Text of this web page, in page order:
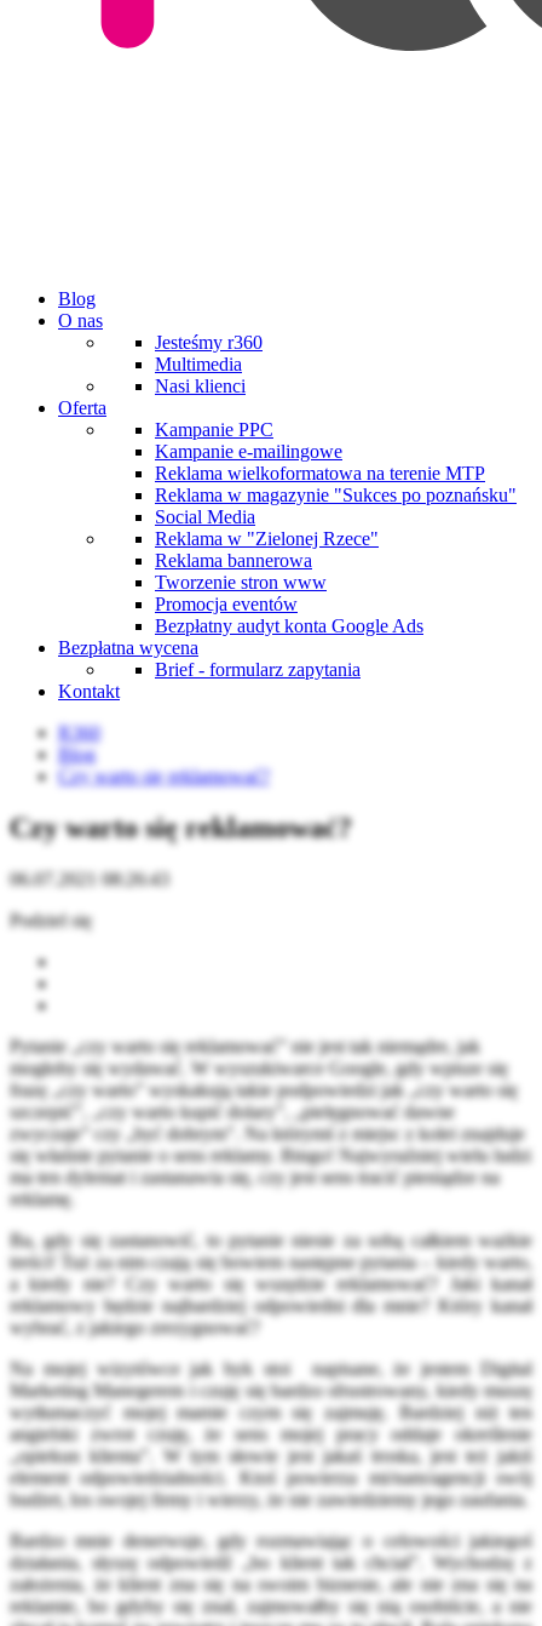
Blog
O nas
Jesteśmy r360
Multimedia
Nasi klienci
Oferta
Kampanie PPC
Kampanie e-mailingowe
Reklama wielkoformatowa na terenie MTP
Reklama w magazynie "Sukces po poznańsku"
Social Media
Reklama w "Zielonej Rzece"
Reklama bannerowa
Tworzenie stron www
Promocja eventów
Bezpłatny audyt konta Google Ads
Bezpłatna wycena
Brief - formularz zapytania
Kontakt
R360
Blog
Czy warto się reklamować?
Czy warto się reklamować?
06.07.2021 08:26:43
Podziel się
Pytanie „czy warto się reklamować” nie jest tak niemądre, jak
mogłoby się wydawać. W wyszukiwarce Google, gdy wpisze się
frazę „czy warto” wyskakują takie podpowiedzi jak „czy warto się
szczepić”, „czy warto kupić dolary”, „pielęgnować dawne
zwyczaje” czy „być dobrym”. Na którymś z miejsc z kolei znajduje
się właśnie pytanie o sens reklamy. Bingo! Najwyraźniej wielu ludzi
ma ten dylemat i zastanawia się, czy jest sens tracić pieniądze na
reklamę.
Ba, gdy się zastanowić, to pytanie niesie za sobą całkiem ważkie
treści! Tuż za nim czają się bowiem następne pytania – kiedy warto,
a kiedy nie? Czy warto się wszędzie reklamować? Jaki kanał
reklamowy będzie najbardziej odpowiedni dla mnie? Który kanał
wybrać, z jakiego zrezygnować?
Na mojej wizytówce jak byk stoi napisane, że jestem Digital
Marketing Manegerem i czuję się bardzo sfrustrowany, kiedy muszę
wytłumaczyć mojej mamie czym się zajmuję. Bardziej niż ten
angielski zwrot czuję, że sens mojej pracy oddaje określenie
„opiekun klienta”. W tym słowie jest jakaś troska, jest też jakiś
element odpowiedzialności. Ktoś powierza mi/nam/agencji swój
budżet, los swojej firmy i wierzy, że nie zawiedziemy jego zaufania.
Bardzo mnie denerwuje, gdy rozmawiając o celowości jakiegoś
działania, słyszę odpowiedź „bo klient tak chciał”. Wychodzę z
założenia, że klient zna się na swoim biznesie, ale nie zna się na
reklamie, bo gdyby się znał, zajmowałby się nią osobiście, a nie